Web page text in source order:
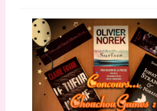
publication :